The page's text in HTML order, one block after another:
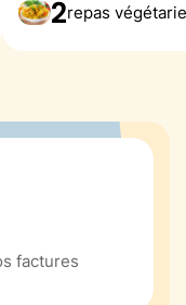
repas végétariens
factures